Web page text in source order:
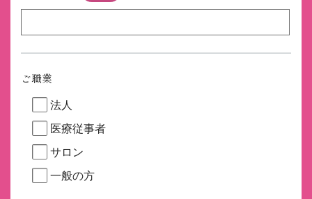
ご職業
法人
医療従事者
サロン
一般の方